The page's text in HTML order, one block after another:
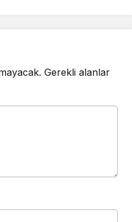
Gerekli alanlar